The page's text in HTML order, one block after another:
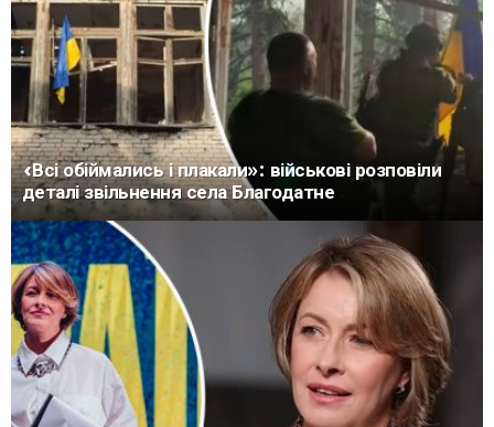
«Всі обіймались і плакали»: військові розповіли
деталі звільнення села Благодатне